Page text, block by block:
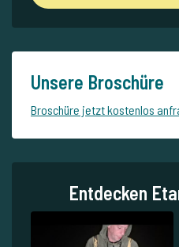
Unsere Broschüre
Broschüre jetzt kostenlos
Entdecken